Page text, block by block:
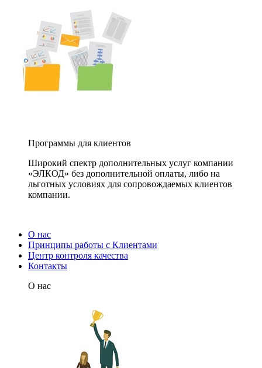
Программы для клиентов
Широкий спектр дополнительных услуг компании
«ЭЛКОД» без дополнительной оплаты, либо на
льготных условиях для сопровождаемых клиентов
компании.
О нас
Принципы работы с Клиентами
Центр контроля качества
Контакты
О нас